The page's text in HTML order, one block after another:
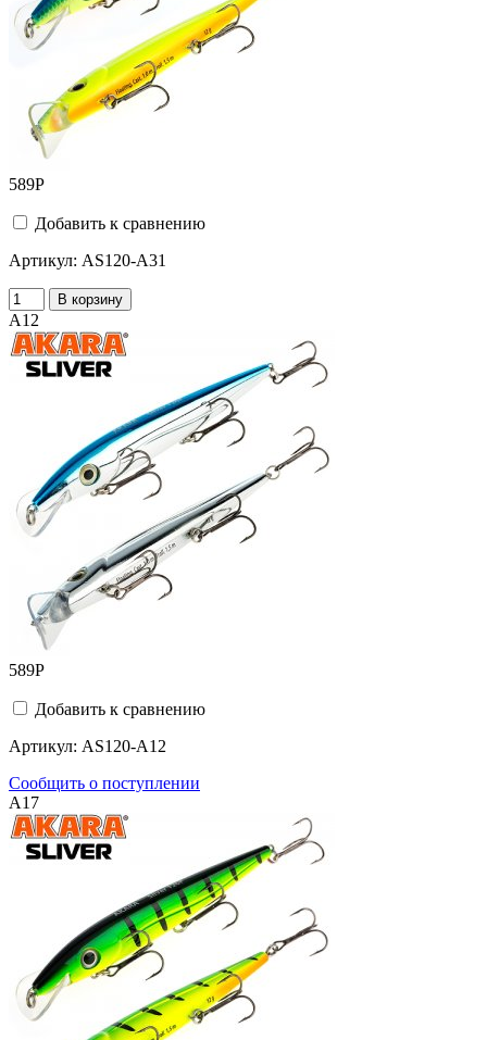
589Р
Добавить к сравнению
Артикул: AS120-A31
В корзину
A12
589Р
Добавить к сравнению
Артикул: AS120-A12
Сообщить о поступлении
A17